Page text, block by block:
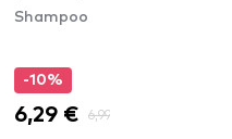
Shampoo
-10%
6,29 € 6,99 €